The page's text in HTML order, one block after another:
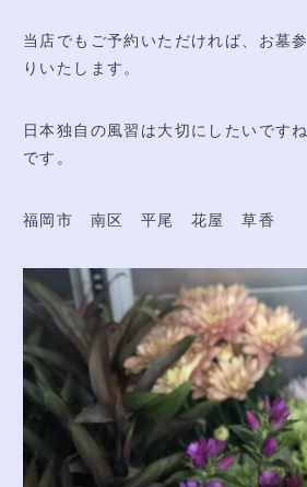
当店でもご予約いただければ、お墓
りいたします。
日本独自の風習は大切にしたいです
です。
福岡市 南区 平尾 花屋 草香